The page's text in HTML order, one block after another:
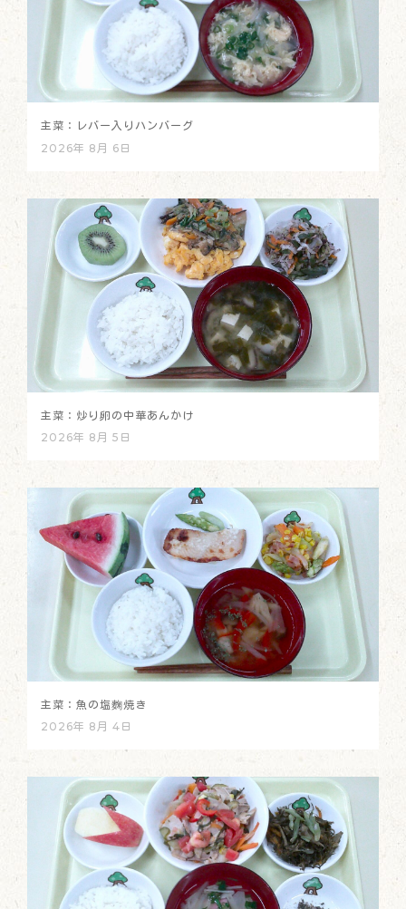
主菜：レバー入りハンバーグ
2026年 8月 6日
主菜：炒り卵の中華あんかけ
2026年 8月 5日
主菜：魚の塩麴焼き
2026年 8月 4日